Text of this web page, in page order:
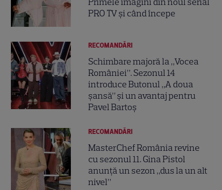
PRO TV și când începe
RECOMANDĂRI
Schimbare majoră la „Vocea
României”. Sezonul 14
introduce Butonul „A doua
șansă” și un avantaj pentru
Pavel Bartoș
RECOMANDĂRI
MasterChef România revine
cu sezonul 11. Gina Pistol
anunță un sezon „dus la un alt
nivel”